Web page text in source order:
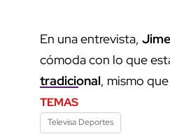
En una entrevista,
cómoda con lo que
tradicional, mismo
TEMAS
Televisa Deportes